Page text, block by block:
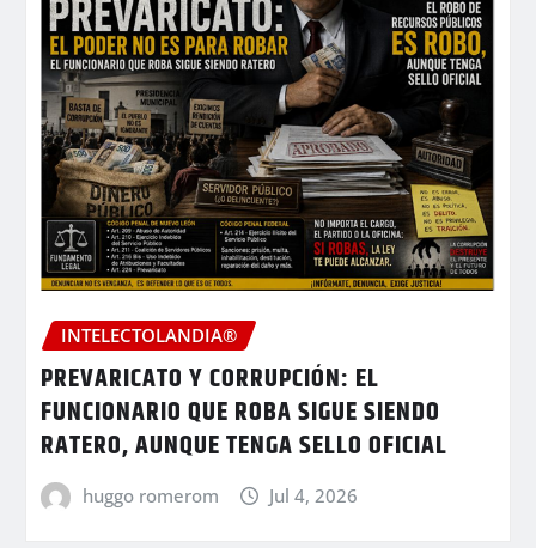
INTELECTOLANDIA®
PREVARICATO Y CORRUPCIÓN: EL
FUNCIONARIO QUE ROBA SIGUE SIENDO
RATERO, AUNQUE TENGA SELLO OFICIAL
huggo romerom Jul 4, 2026